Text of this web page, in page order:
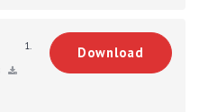
1.
Download